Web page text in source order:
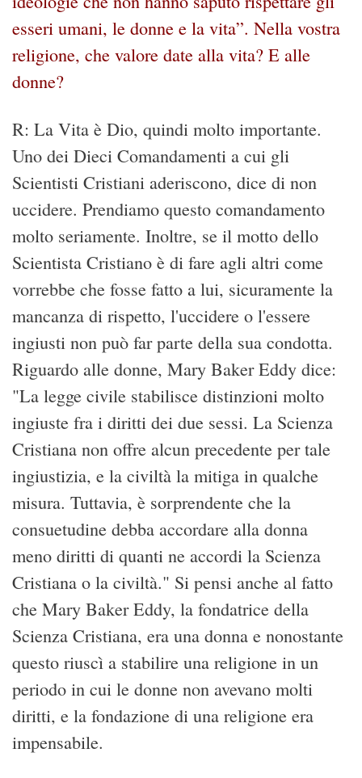
esseri umani, le donne e la vita”. Nella vostra
religione, che valore date alla vita? E alle
donne?
R: La Vita è Dio, quindi molto importante.
Uno dei Dieci Comandamenti a cui gli
Scientisti Cristiani aderiscono, dice di non
uccidere. Prendiamo questo comandamento
molto seriamente. Inoltre, se il motto dello
Scientista Cristiano è di fare agli altri come
vorrebbe che fosse fatto a lui, sicuramente la
mancanza di rispetto, l'uccidere o l'essere
ingiusti non può far parte della sua condotta.
Riguardo alle donne, Mary Baker Eddy dice:
"La legge civile stabilisce distinzioni molto
ingiuste fra i diritti dei due sessi. La Scienza
Cristiana non offre alcun precedente per tale
ingiustizia, e la civiltà la mitiga in qualche
misura. Tuttavia, è sorprendente che la
consuetudine debba accordare alla donna
meno diritti di quanti ne accordi la Scienza
Cristiana o la civiltà." Si pensi anche al fatto
che Mary Baker Eddy, la fondatrice della
Scienza Cristiana, era una donna e nonostante
questo riuscì a stabilire una religione in un
periodo in cui le donne non avevano molti
diritti, e la fondazione di una religione era
impensabile.